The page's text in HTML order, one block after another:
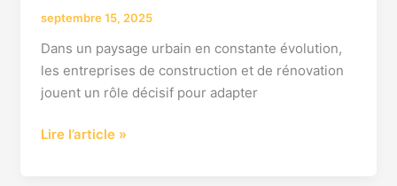
septembre 15, 2025
Dans un paysage urbain en constante évolution,
les entreprises de construction et de rénovation
jouent un rôle décisif pour adapter
Lire l’article »